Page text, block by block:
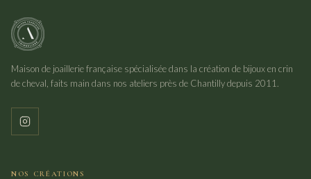
Maison de joaillerie française spécialisée dans la création de bijoux en crin
de cheval, faits main dans nos ateliers près de Chantilly depuis 2011.
NOS CRÉATIONS